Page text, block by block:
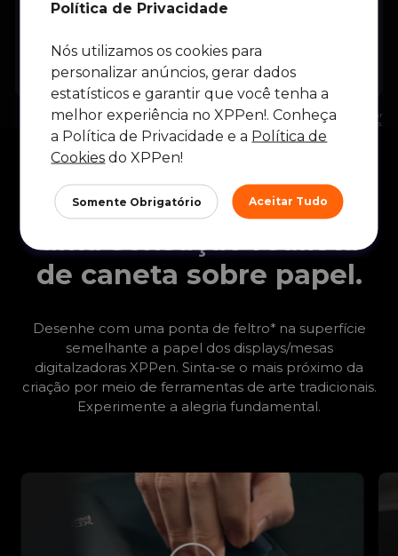
Caneta de Chip Inteligente
X3
* Esses dados foram obtidos de um teste de simulação de laboratório e podem variar
dependendo do ambiente em que o dispositivo é usado.
Pontas de feltro para
uma sensação realista
de caneta sobre papel.
Desenhe com uma ponta de feltro* na superfície
semelhante a papel dos displays/mesas
digitalzadoras XPPen. Sinta-se o mais próximo da
criação por meio de ferramentas de arte tradicionais.
Experimente a alegria fundamental.
Política de Privacidade
Nós utilizamos os cookies para
personalizar anúncios, gerar dados
estatísticos e garantir que você tenha a
melhor experiência no XPPen!. Conheça
a Política de Privacidade e a Política de
Cookies do XPPen!
Somente Obrigatório Aceitar Tudo